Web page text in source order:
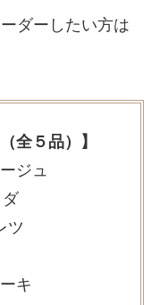
ダーしたい方は
全５品）】
ジュ
ダ
ツ
キ